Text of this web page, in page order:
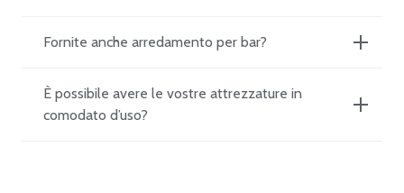
Fornite anche arredamento per bar?
È possibile avere le vostre attrezzature in
comodato d’uso?